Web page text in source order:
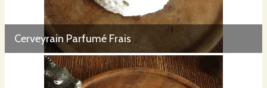
Cerveyrain Parfumé Frais